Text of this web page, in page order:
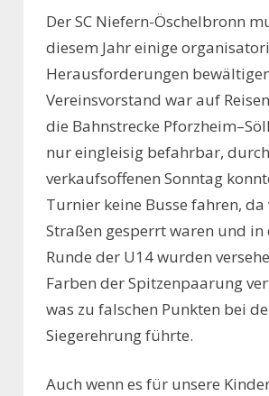
Der SC Niefern-Öschelbronn
diesem Jahr einige
Herausforderungen
Vereinsvorstand war auf
die Bahnstrecke
nur eingleisig befahrbar,
verkaufsoffenen Sonntag
Turnier keine Busse fahren, da
Straßen gesperrt waren und in
Runde der U14 wurden
Farben der Spitzenpaarung
was zu falschen Punkten bei
Siegerehrung führte.
Auch wenn es für unsere